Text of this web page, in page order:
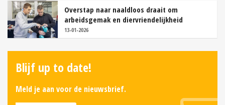
Overstap naar naaldloos draait om
arbeidsgemak en diervriendelijkheid
13-01-2026
Blijf up to date!
Meld je aan voor de nieuwsbrief.